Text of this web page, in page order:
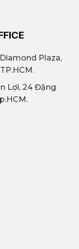
Plaza,
Lợi, 24 Đặng